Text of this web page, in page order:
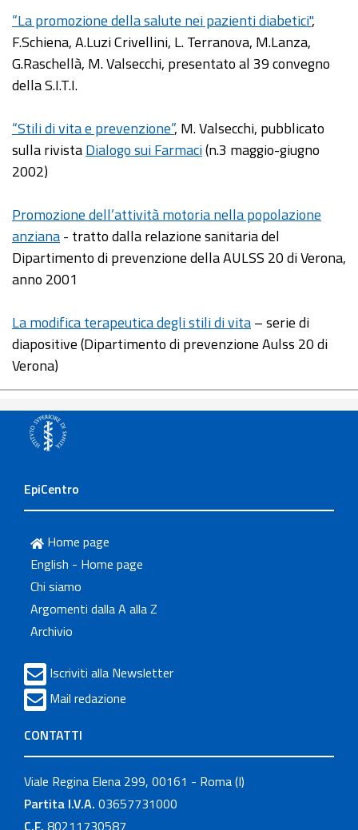
“La promozione della salute nei pazienti diabetici",
F.Schiena, A.Luzi Crivellini, L. Terranova, M.Lanza,
G.Raschellà, M. Valsecchi, presentato al 39 convegno
della S.I.T.I.
“Stili di vita e prevenzione”, M. Valsecchi, pubblicato
sulla rivistaDialogo sui Farmaci(n.3 maggio-giugno
2002)
Promozione dell’attività motoria nella popolazione
anziana- tratto dalla relazione sanitaria del
Dipartimento di prevenzione della AULSS 20 di Verona,
anno 2001
La modifica terapeutica degli stili di vita– serie di
diapositive (Dipartimento di prevenzione Aulss 20 di
Verona)
EpiCentro
Home page
English - Home page
Chi siamo
Argomenti dalla A alla Z
Archivio
Iscriviti alla Newsletter
Mail redazione
CONTATTI
Viale Regina Elena 299, 00161 - Roma (I)
Partita I.V.A. 03657731000